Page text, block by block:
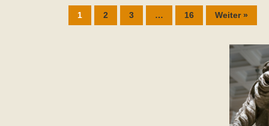
1 2 3 … 16 Weiter »